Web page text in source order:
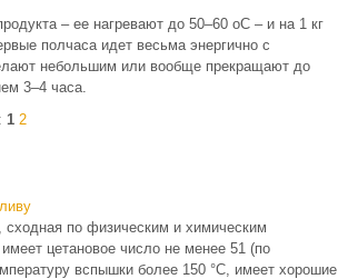
– ее нагревают до 50–60 оС – и на 1 кг
полчаса идет весьма энергично с
небольшим или вообще прекращают до
3–4 часа.
1 2
по физическим и химическим
цетановое число не менее 51 (по
вспышки более 150 °C, имеет хорошие